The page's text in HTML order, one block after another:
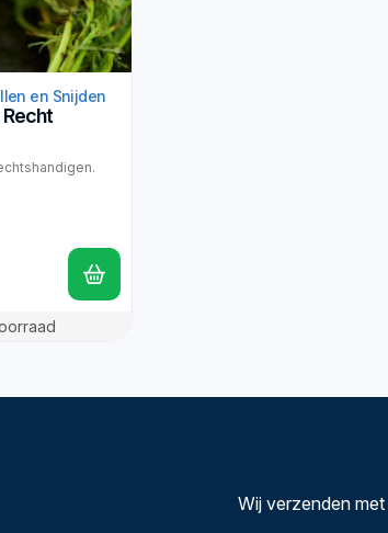
en Snijden
Wij verzenden met